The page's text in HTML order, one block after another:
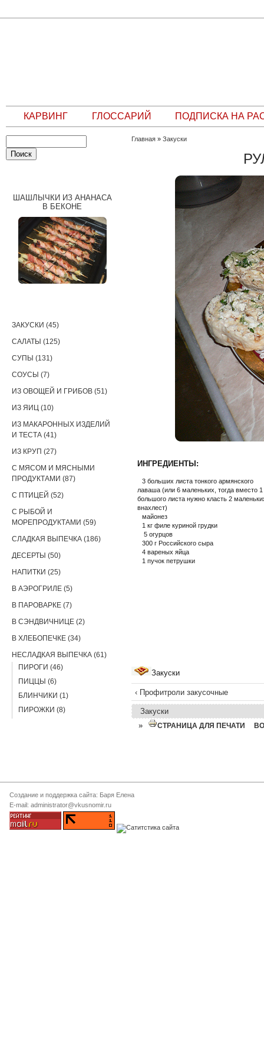
КАРВИНГ ГЛОССАРИЙ ПОДПИСКА НА
Главная » Закуски
ИНГРЕДИЕНТЫ:
3 больших листа тонкого армянского
лаваша (или 6 маленьких, тогда вместо 1
большого листа нужно класть 2
внахлест)
майонез
1 кг филе куриной грудки
5 огурцов
300 г Российского сыра
4 вареных яйца
1 пучок петрушки
Закуски
‹ Профитроли закусочные
Закуски
»
СТРАНИЦА ДЛЯ ПЕЧАТИ
ШАШЛЫЧКИ ИЗ АНАНАСА
В БЕКОНЕ
ЗАКУСКИ (45)
САЛАТЫ (125)
СУПЫ (131)
СОУСЫ (7)
ИЗ ОВОЩЕЙ И ГРИБОВ (51)
ИЗ ЯИЦ (10)
ИЗ МАКАРОННЫХ ИЗДЕЛИЙ
И ТЕСТА (41)
ИЗ КРУП (27)
С МЯСОМ И МЯСНЫМИ
ПРОДУКТАМИ (87)
С ПТИЦЕЙ (52)
С РЫБОЙ И
МОРЕПРОДУКТАМИ (59)
СЛАДКАЯ ВЫПЕЧКА (186)
ДЕСЕРТЫ (50)
НАПИТКИ (25)
В АЭРОГРИЛЕ (5)
В ПАРОВАРКЕ (7)
В СЭНДВИЧНИЦЕ (2)
В ХЛЕБОПЕЧКЕ (34)
НЕСЛАДКАЯ ВЫПЕЧКА (61)
ПИРОГИ (46)
ПИЦЦЫ (6)
БЛИНЧИКИ (1)
ПИРОЖКИ (8)
Создание и поддержка сайта: Баря Елена
E-mail: administrator@vkusnomir.ru